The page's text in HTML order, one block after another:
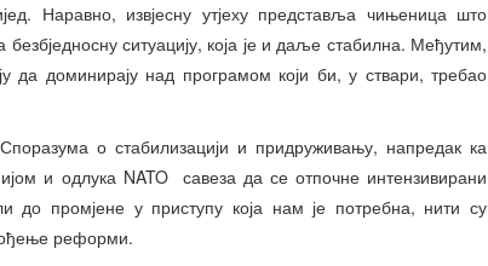
Наравно, извјесну утјеху представља чињеница што
ситуацију, која је и даље стабилна. Међутим,
да доминирају над програмом који би, у ствари, требао
о стабилизацији и придруживању, напредак ка
и одлука NATO савеза да се отпочне интензивирани
до промјене у приступу која нам је потребна, нити су
реформи.